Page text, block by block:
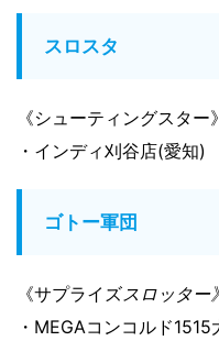
スロスタ
《シューティングスター》
・インディ刈谷店(愛知)
ゴトー軍団
《サプライズ スロッター》
・MEGAコンコルド